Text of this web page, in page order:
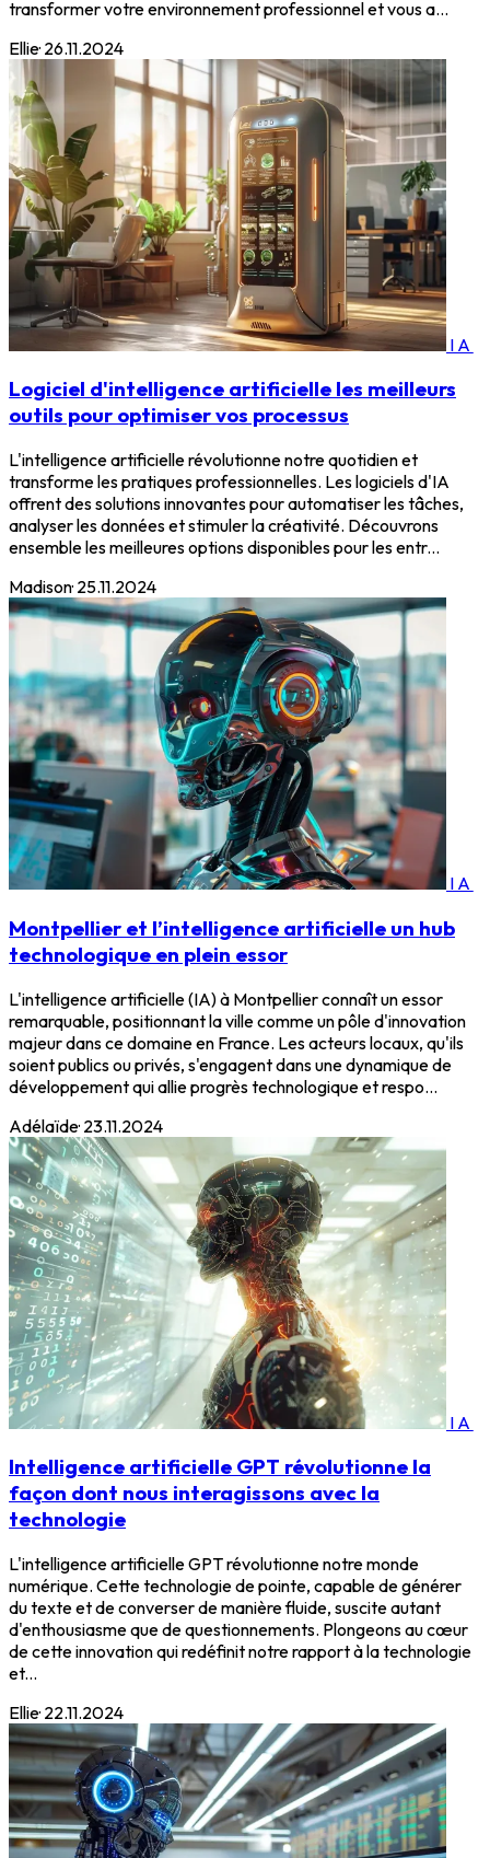
transformer votre environnement professionnel et vous a...
Ellie· 26.11.2024
IA
Logiciel d'intelligence artificielle les meilleurs
outils pour optimiser vos processus
L'intelligence artificielle révolutionne notre quotidien et
transforme les pratiques professionnelles. Les logiciels d'IA
offrent des solutions innovantes pour automatiser les tâches,
analyser les données et stimuler la créativité. Découvrons
ensemble les meilleures options disponibles pour les entr...
Madison· 25.11.2024
IA
Montpellier et l’intelligence artificielle un hub
technologique en plein essor
L'intelligence artificielle (IA) à Montpellier connaît un essor
remarquable, positionnant la ville comme un pôle d'innovation
majeur dans ce domaine en France. Les acteurs locaux, qu'ils
soient publics ou privés, s'engagent dans une dynamique de
développement qui allie progrès technologique et respo...
Adélaïde· 23.11.2024
IA
Intelligence artificielle GPT révolutionne la
façon dont nous interagissons avec la
technologie
L'intelligence artificielle GPT révolutionne notre monde
numérique. Cette technologie de pointe, capable de générer
du texte et de converser de manière fluide, suscite autant
d'enthousiasme que de questionnements. Plongeons au cœur
de cette innovation qui redéfinit notre rapport à la technologie
et...
Ellie· 22.11.2024